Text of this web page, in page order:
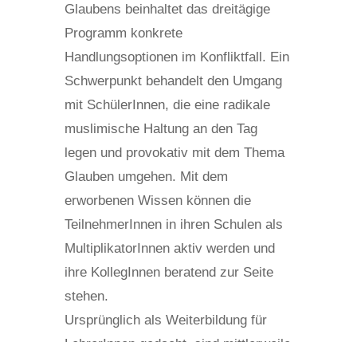
Glaubens beinhaltet das dreitägige
Programm konkrete
Handlungsoptionen im Konfliktfall. Ein
Schwerpunkt behandelt den Umgang
mit SchülerInnen, die eine radikale
muslimische Haltung an den Tag
legen und provokativ mit dem Thema
Glauben umgehen. Mit dem
erworbenen Wissen können die
TeilnehmerInnen in ihren Schulen als
MultiplikatorInnen aktiv werden und
ihre KollegInnen beratend zur Seite
stehen.
Ursprünglich als Weiterbildung für